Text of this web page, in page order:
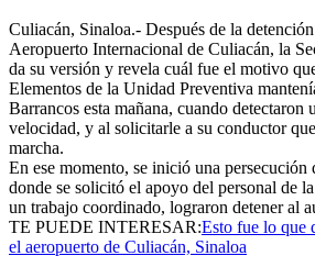
Culiacán, Sinaloa.- Después de la
Aeropuerto Internacional de Culiacán, la
da su versión y revela cuál fue el motivo
Elementos de la Unidad Preventiva
Barrancos esta mañana, cuando
velocidad, y al solicitarle a su conductor
marcha.
En ese momento, se inició una
donde se solicitó el apoyo del personal de
un trabajo coordinado, lograron detener al
TE PUEDE INTERESAR:Esto fue lo que
el aeropuerto de Culiacán, Sinaloa